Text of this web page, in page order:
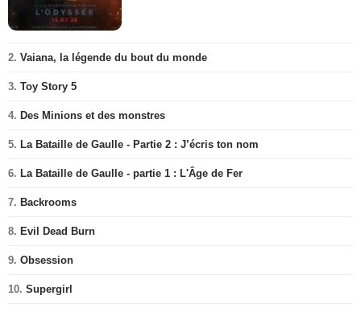
2. Vaiana, la légende du bout du monde
3. Toy Story 5
4. Des Minions et des monstres
5. La Bataille de Gaulle - Partie 2 : J’écris ton nom
6. La Bataille de Gaulle - partie 1 : L'Âge de Fer
7. Backrooms
8. Evil Dead Burn
9. Obsession
10. Supergirl